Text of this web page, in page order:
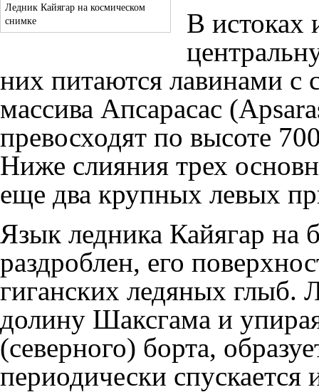
Ледник Кайягар на космическом
снимке
В истоках
них питаются лавинами с
массива Апсарасас
превосходят по высоте
Ниже слияния трех
еще два крупных левых
Язык ледника Кайягар на
раздроблен, его
гиганских ледяных глыб.
долину Шаксгама и
(северного) борта,
периодически спускается